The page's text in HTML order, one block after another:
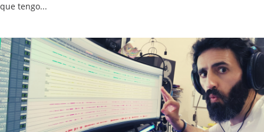
que tengo...